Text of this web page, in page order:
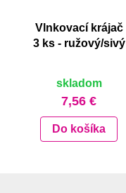
Vlnkovací krájač
3 ks - ružový/sivý
skladom
7,56 €
Do košíka